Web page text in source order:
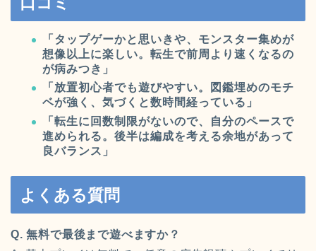
「タップゲーかと思いきや、モンスター集めが
想像以上に楽しい。転生で前周より速くなるの
が病みつき」
「放置初心者でも遊びやすい。図鑑埋めのモチ
ベが強く、気づくと数時間経っている」
「転生に回数制限がないので、自分のペースで
進められる。後半は編成を考える余地があって
良バランス」
よくある質問
Q. 無料で最後まで遊べますか？